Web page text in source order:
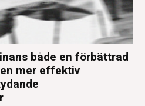
både en förbättrad
mer effektiv